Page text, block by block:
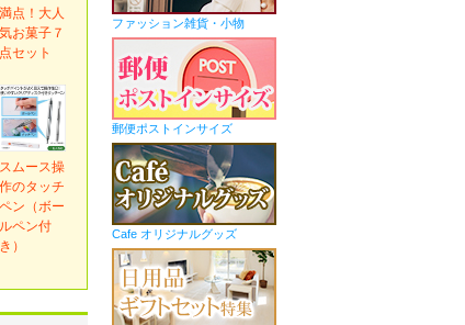
満点！大人
気お菓子７
点セット
スムース操
作のタッチ
ペン（ボー
ルペン付
き）
ファッション雑貨・小物
郵便ポストインサイズ
Cafe オリジナルグッズ